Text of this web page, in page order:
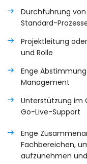
Durchführung
Standard-
Projektleitung
und Rolle
Enge
Management
Unterstützung im
Go-Live-Support
Enge
Fachbereichen,
aufzunehmen